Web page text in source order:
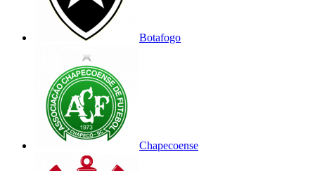
Botafogo
Chapecoense